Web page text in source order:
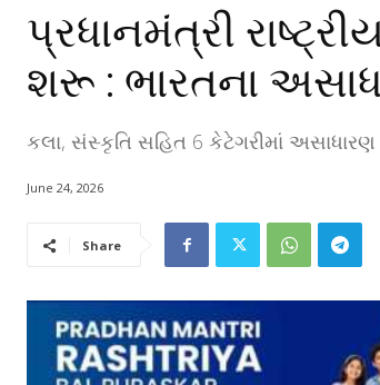
પ્રધાનમંત્રી
શરૂ : ભારતના
કલા, સંસ્કૃતિ સહિત 6 કેટેગરીમાં
June 24, 2026
Share